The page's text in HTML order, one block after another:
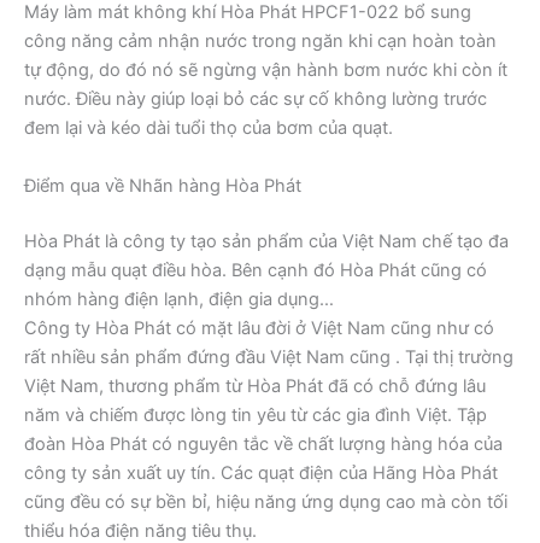
Máy làm mát không khí Hòa Phát HPCF1-022 bổ sung
công năng cảm nhận nước trong ngăn khi cạn hoàn toàn
tự động, do đó nó sẽ ngừng vận hành bơm nước khi còn ít
nước. Điều này giúp loại bỏ các sự cố không lường trước
đem lại và kéo dài tuổi thọ của bơm của quạt.
Điểm qua về Nhãn hàng Hòa Phát
Hòa Phát là công ty tạo sản phẩm của Việt Nam chế tạo đa
dạng mẫu quạt điều hòa. Bên cạnh đó Hòa Phát cũng có
nhóm hàng điện lạnh, điện gia dụng…
Công ty Hòa Phát có mặt lâu đời ở Việt Nam cũng như có
rất nhiều sản phẩm đứng đầu Việt Nam cũng . Tại thị trường
Việt Nam, thương phẩm từ Hòa Phát đã có chỗ đứng lâu
năm và chiếm được lòng tin yêu từ các gia đình Việt. Tập
đoàn Hòa Phát có nguyên tắc về chất lượng hàng hóa của
công ty sản xuất uy tín. Các quạt điện của Hãng Hòa Phát
cũng đều có sự bền bỉ, hiệu năng ứng dụng cao mà còn tối
thiểu hóa điện năng tiêu thụ.